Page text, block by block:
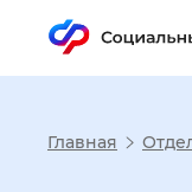
Главная